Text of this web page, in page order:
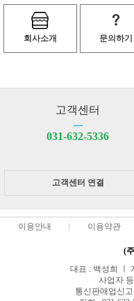
회사소개 문의하기
고객센터
ㅡ
031-632-5336
고객센터 연결
이용안내 이용약관
(
대표 : 백성희 ㅣ
사업자
통신판매업신